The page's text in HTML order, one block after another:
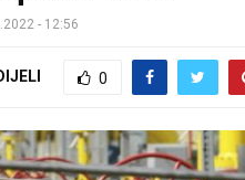
- 12:56
0